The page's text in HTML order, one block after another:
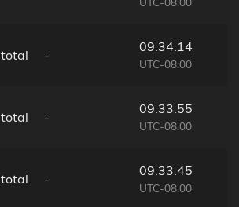
total -
09:34:14
UTC-08:00
total -
09:33:55
UTC-08:00
total -
09:33:45
UTC-08:00